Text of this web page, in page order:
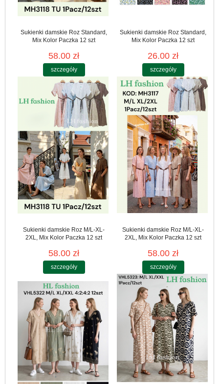
Sukienki damskie Roz Standard,
Mix Kolor Paczka 12 szt
58.00 zł
szczegóły
Sukienki damskie Roz Standard,
Mix Kolor Paczka 12 szt
26.00 zł
szczegóły
Sukienki damskie Roz M/L-XL-
2XL, Mix Kolor Paczka 12 szt
58.00 zł
szczegóły
Sukienki damskie Roz M/L-XL-
2XL, Mix Kolor Paczka 12 szt
58.00 zł
szczegóły